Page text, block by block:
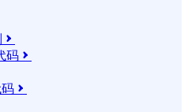

码 
码 